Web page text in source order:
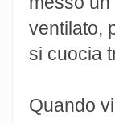
ventilato,
si cuocia
Quando